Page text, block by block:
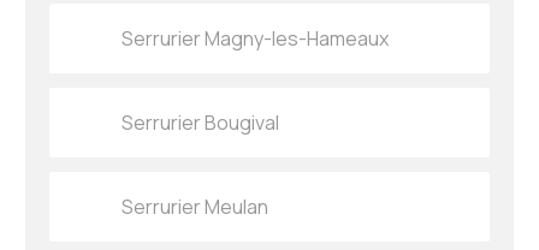
Serrurier Magny-les-Hameaux
Serrurier Bougival
Serrurier Meulan